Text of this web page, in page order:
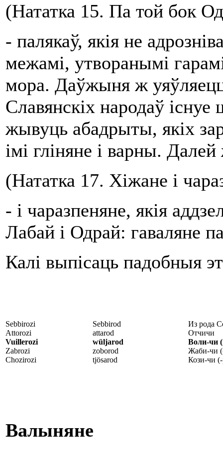
(Нататка 15. Па той бок
- палякаў, якія не
межамі, утворанымі
мора. Даўжыня ж
Славянскіх народаў
жывуць абадрыты, якіх
імі гліняне і варны.
(Нататка 17. Хіжане і
- і чаразпеняне, якія
Лабай і Одрай: гаваляне
Калі выпісаць падобныя
Sebbirozi Sebbirod
Из рода
Attorozi
attarod
Отчичи
Vuillerozi
wüljarod
Воли-чи
Zabrozi
zoborod
Жаби-чи
Chozirozi
tjösarod Кози-чи
Валыняне